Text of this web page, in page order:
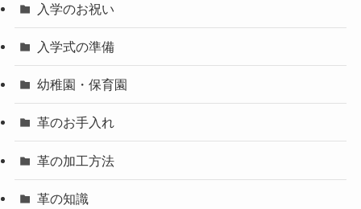
入学のお祝い
入学式の準備
幼稚園・保育園
革のお手入れ
革の加工方法
革の知識